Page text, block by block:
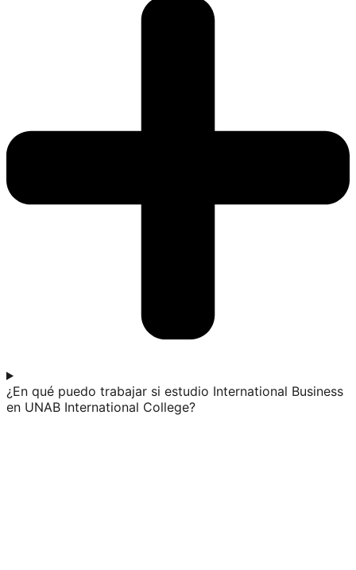
¿En qué puedo trabajar si estudio International Business
en UNAB International College?